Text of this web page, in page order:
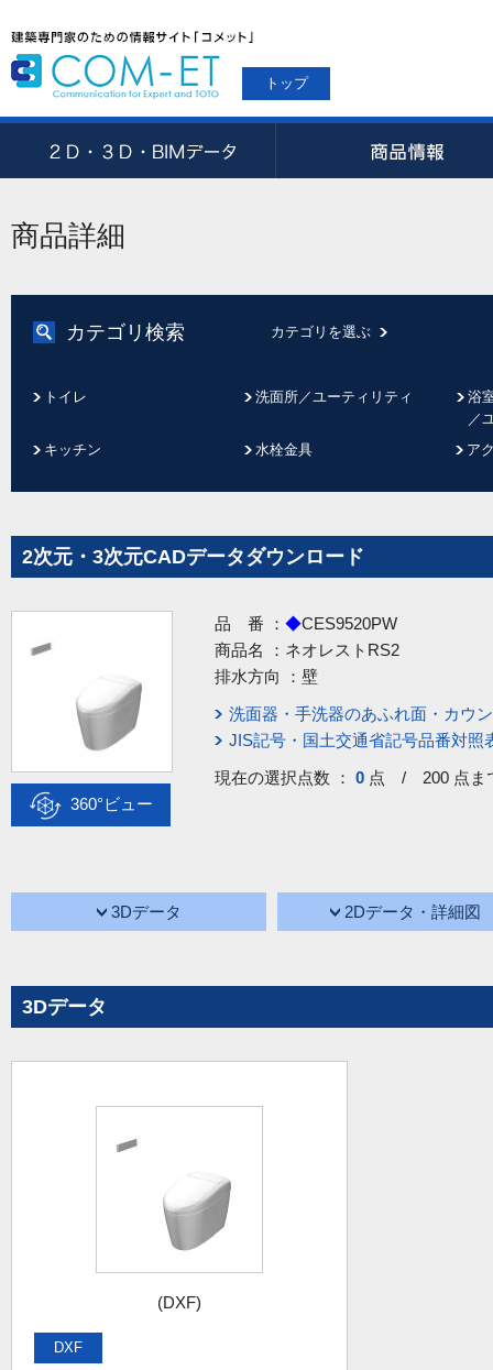
トップ
商品詳細
カテゴリ検索 カテゴリを選ぶ
トイレ 洗面所／ユーティリティ
浴
／
キッチン
水栓金具 ア
2次元・3次元CADデータダウンロード
360°ビュー
品 番 ： ◆CES9520PW
商品名 ： ネオレストRS2
排水方向 ： 壁
洗面器・手洗器のあふれ面・カウ
JIS記号・国土交通省記号品番対照
現在の選択点数 ： 0 点 / 200 点ま
3Dデータ 2Dデータ・詳細図
3Dデータ
(DXF)
DXF